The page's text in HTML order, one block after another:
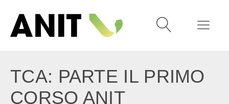
TCA: PARTE IL PRIMO
CORSO ANIT